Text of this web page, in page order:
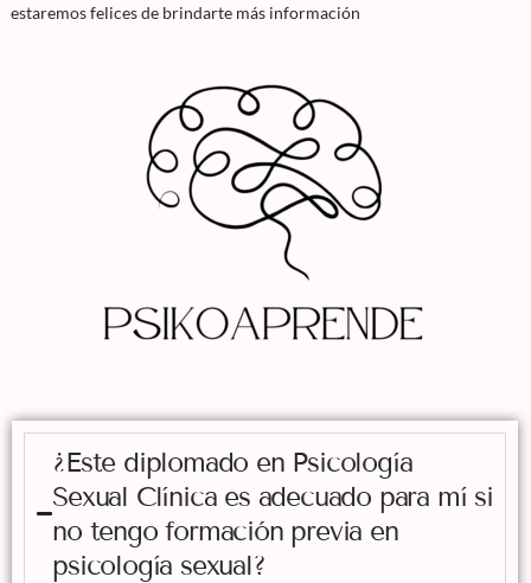
estaremos felices de brindarte más información
¿Este diplomado en Psicología
Sexual Clínica es adecuado para mí si
no tengo formación previa en
psicología sexual?